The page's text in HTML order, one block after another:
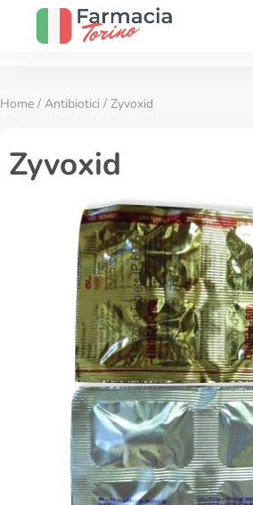
Home / Antibiotici / Zyvoxid
Zyvoxid